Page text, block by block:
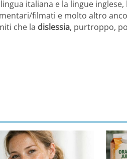
italiana e la lingue
filmati e molto altro
che la dislessia, purtroppo,